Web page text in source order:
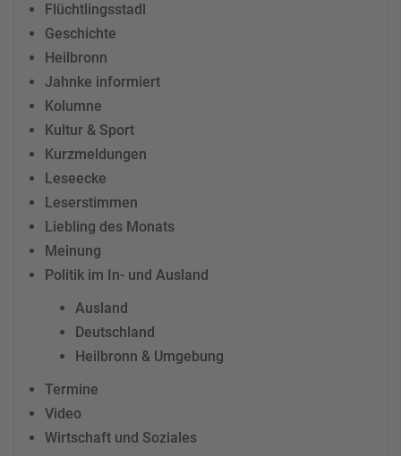
Flüchtlingsstadl
Geschichte
Heilbronn
Jahnke informiert
Kolumne
Kultur & Sport
Kurzmeldungen
Leseecke
Leserstimmen
Liebling des Monats
Meinung
Politik im In- und Ausland
Ausland
Deutschland
Heilbronn & Umgebung
Termine
Video
Wirtschaft und Soziales